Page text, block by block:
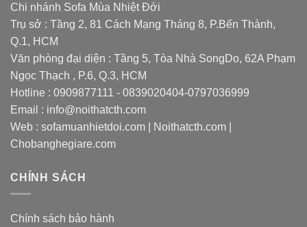
Chi nhánh Sofa Mùa Nhiệt Đới
Trụ sở : Tầng 2, 81 Cách Mạng Tháng 8, P.Bến Thành,
Q.1, HCM
Văn phòng đại diện : Tầng 5, Tòa Nhà SongDo, 62A Phạm
Ngọc Thạch , P.6, Q.3, HCM
Hotline : 0909877111 - 0839020404-0797036999
Email : info@noithatcth.com
Web : sofamuanhietdoi.com | Noithatcth.com |
Chobanghegiare.com
CHÍNH SÁCH
Chính sách bảo hành